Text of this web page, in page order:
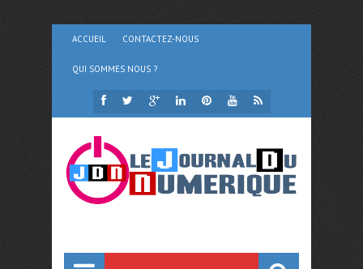
ACCUEIL CONTACTEZ-NOUS
QUI SOMMES NOUS ?